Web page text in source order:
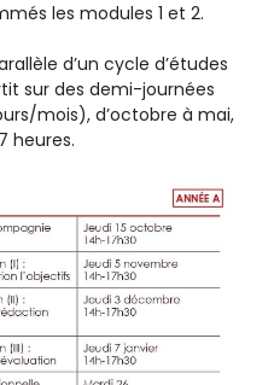
les modules 1 et 2.
d’un cycle d’études
sur des demi-journées
mois), d’octobre à mai,
heures.